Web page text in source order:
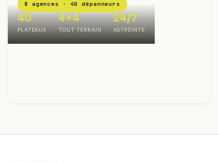
8 agences · 40 dépanneurs
40
PLATEAUX
4×4
TOUT TERRAIN
24/7
ASTREINTE